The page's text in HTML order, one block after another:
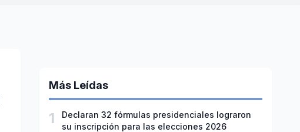
Más Leídas
1
Declaran 32 fórmulas presidenciales lograron
su inscripción para las elecciones 2026